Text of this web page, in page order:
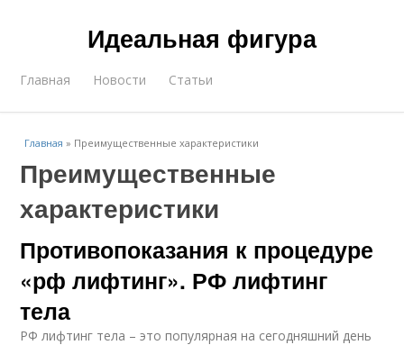
Идеальная фигура
Главная Новости Статьи
Главная » Преимущественные характеристики
Преимущественные
характеристики
Противопоказания к процедуре
«рф лифтинг». РФ лифтинг
тела
РФ лифтинг тела – это популярная на сегодняшний день